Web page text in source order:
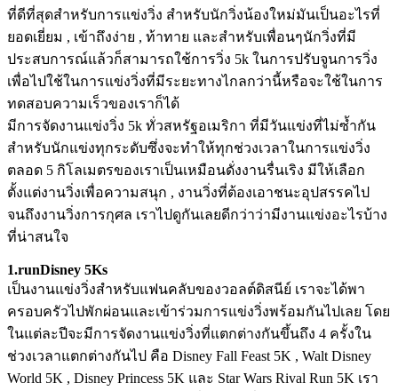
ที่ดีที่สุดสำหรับการแข่งวิ่ง สำหรับนักวิ่งน้องใหม่มันเป็นอะไรที่
ยอดเยี่ยม , เข้าถึงง่าย , ท้าทาย และสำหรับเพื่อนๆนักวิ่งที่มี
ประสบการณ์แล้วก็สามารถใช้การวิ่ง 5k ในการปรับจูนการวิ่ง
เพื่อไปใช้ในการแข่งวิ่งที่มีระยะทางไกลกว่านี้หรือจะใช้ในการ
ทดสอบความเร็วของเราก็ได้
มีการจัดงานแข่งวิ่ง 5k ทั่วสหรัฐอเมริกา ที่มีวันแข่งที่ไม่ซ้ำกัน
สำหรับนักแข่งทุกระดับซึ่งจะทำให้ทุกช่วงเวลาในการแข่งวิ่ง
ตลอด 5 กิโลเมตรของเราเป็นเหมือนดั่งงานรื่นเริง มีให้เลือก
ตั้งแต่งานวิ่งเพื่อความสนุก , งานวิ่งที่ต้องเอาชนะอุปสรรคไป
จนถึงงานวิ่งการกุศล เราไปดูกันเลยดีกว่าว่ามีงานแข่งอะไรบ้าง
ที่น่าสนใจ
1.runDisney 5Ks
เป็นงานแข่งวิ่งสำหรับแฟนคลับของวอลต์ดิสนีย์ เราจะได้พา
ครอบครัวไปพักผ่อนและเข้าร่วมการแข่งวิ่งพร้อมกันไปเลย โดย
ในแต่ละปีจะมีการจัดงานแข่งวิ่งที่แตกต่างกันขึ้นถึง 4 ครั้งใน
ช่วงเวลาแตกต่างกันไป คือ Disney Fall Feast 5K , Walt Disney
World 5K , Disney Princess 5K และ Star Wars Rival Run 5K เรา